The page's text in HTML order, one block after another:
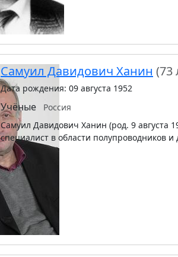
Самуил Давидович Ханин (73
Дата рождения: 09 августа 1952
Учёные
Россия
Самуил Давидович Ханин (род. 9 августа
специалист в области полупроводников